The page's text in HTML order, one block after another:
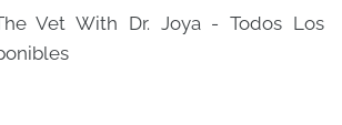
Vet With Dr. Joya - Todos Los